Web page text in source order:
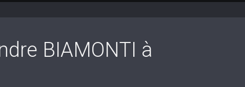
BIAMONTI à